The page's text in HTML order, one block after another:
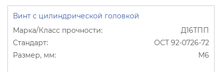
Винт с цилиндрической головкой
Д16ТПП
ОСТ 92-0726-72
М6